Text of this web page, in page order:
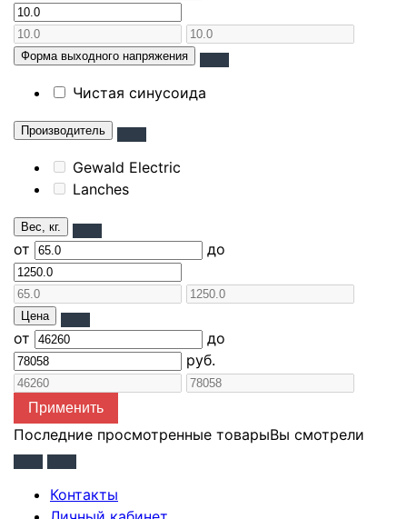
Форма выходного напряжения
Чистая синусоида
Производитель
Gewald Electric
Lanches
Вес, кг.
от до
Цена
от
до
руб.
Применить
Последние просмотренные товарыВы смотрели
Контакты